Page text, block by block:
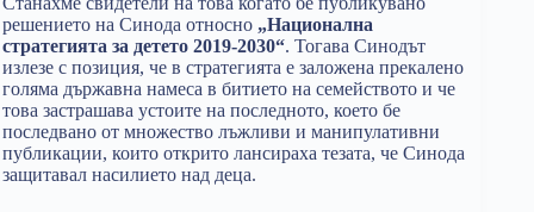
решението на Синода относно „Национална
стратегията за детето 2019-2030“. Тогава Синодът
излезе с позиция, че в стратегията е заложена прекалено
голяма държавна намеса в битието на семейството и че
това застрашава устоите на последното, което бе
последвано от множество лъжливи и манипулативни
публикации, които открито лансираха тезата, че Синода
защитавал насилието над деца.